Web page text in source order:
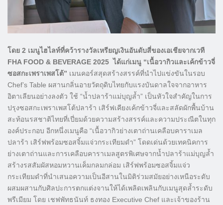
โดย 2 เมนูไฮไลท์ที่คว้ารางวัลเหรียญเงินอันดับสี่ของเอเชียจากเวที
FHA FOOD & BEVERAGE 2025 ได้แก่เมนู “เนื้อวากิวและเค้กข้าวจี่
ซอสกะเพราเพสโต้” เมนคอร์สสุดสร้างสรรค์ที่นำไปแข่งขันในรอบ
Chef’s Table ผสานกลิ่นอายวัตถุดิบไทยกับแรงบันดาลใจจากอาหาร
อิตาเลียนอย่างลงตัว ใช้ “น้ำปลาร้าแม่บุญล้ำ” เป็นหัวใจสำคัญในการ
ปรุงซอสกะเพราเพสโต้ปลาร้า เสิร์ฟเคียงเค้กข้าวจี่และสลัดผักพื้นบ้าน
สะท้อนรสชาติไทยที่เปี่ยมด้วยความสร้างสรรค์และความประณีตในทุก
องค์ประกอบ อีกหนึ่งเมนูคือ “เนื้อวากิวย่างเตาถ่านเคลือบคาราเมล
ปลาร้า เสิร์ฟพร้อมซอสจิ้มแจ่วกระเทียมดำ” โดดเด่นด้วยเทคนิคการ
ย่างเตาถ่านและการเคลือบคาราเมลสูตรพิเศษจากน้ำปลาร้าแม่บุญล้ำ
สร้างรสสัมผัสหอมหวานเค็มกลมกล่อม เสิร์ฟพร้อมซอสจิ้มแจ่ว
กระเทียมดำที่นำเสนอความเป็นอีสานในมิติร่วมสมัยอย่างเหนือระดับ
ผสมผสานกับศิลปะการตกแต่งจานให้ได้เพลิดเพลินกับเมนูสุดล้ำระดับ
พรีเมียม โดย เชฟพัทธนันท์ ธงทอง Executive Chef และเจ้าของร้าน